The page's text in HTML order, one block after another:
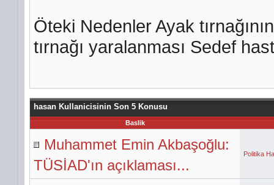
Öteki Nedenler Ayak
tırnağı yaralanması Sedef
hasan Kullanicisinin Son 5 Konusu
Baslik
Muhammet Emin Akbaşoğlu:
TÜSİAD'ın açıklaması...
Politika